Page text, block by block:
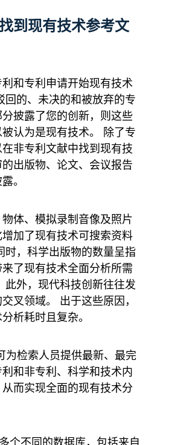
到现有技术参考文
和专利申请开始现有技术
回的、未决的和被放弃的专
披露了您的创新，则这些
认为是现有技术。 除了专
非专利文献中找到现有技
出版物、论文、会议报告
。
体、模拟录制音像及照片
加了现有技术可搜索资料
时，科学出版物的数量呈指
了现有技术全面分析所需
此外，现代科技创新往往发
叉领域。 出于这些原因，
析耗时且复杂。
为检索人员提供最新、最完
和非专利、科学和技术内
而实现全面的现有技术分